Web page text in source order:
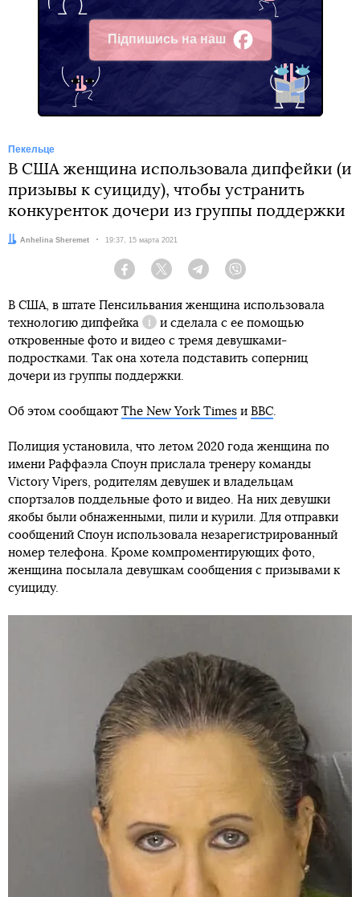
Підпишись на наш
Facebook
Пекельце
В США женщина использовала дипфейки (и
призывы к суициду), чтобы устранить
конкуренток дочери из группы поддержки
Автор:
Anhelina Sheremet Дата:
19:37, 15 марта 2021
Facebook Twitter Telegram
В США, в штате Пенсильвания женщина использовала
технологию дипфейка
Справка
и сделала с ее помощью
откровенные фото и видео с тремя девушками-
подростками. Так она хотела подставить соперниц
дочери из группы поддержки.
Об этом сообщают The New York Times и BBC
Полиция установила, что летом 2020 года женщина по
имени Раффаэла Споун прислала тренеру команды
Victory Vipers, родителям девушек и владельцам
спортзалов поддельные фото и видео. На них девушки
якобы были обнаженными, пили и курили. Для отправки
сообщений Споун использовала незарегистрированный
номер телефона. Кроме компроментирующих фото,
женщина посылала девушкам сообщения с призывами к
суициду.